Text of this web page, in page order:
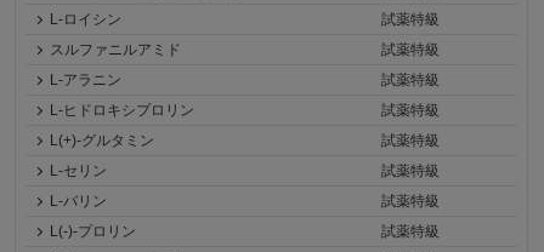
L-ロイシン
試薬特級
スルファニルアミド
試薬特級
L-アラニン
試薬特級
L-ヒドロキシプロリン
試薬特級
L(+)-グルタミン
試薬特級
L-セリン
試薬特級
L-バリン
試薬特級
L(-)-プロリン
試薬特級